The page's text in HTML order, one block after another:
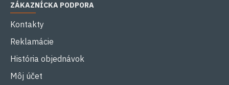
ZÁKAZNÍCKA PODPORA
Kontakty
Reklamácie
História objednávok
Môj účet